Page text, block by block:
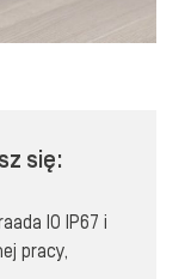
się:
IO IP67 i
pracy,